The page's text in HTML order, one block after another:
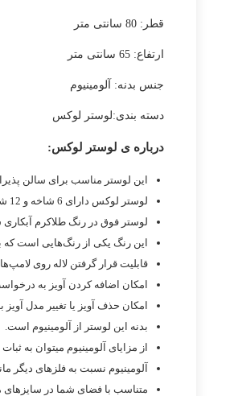
قطر: 80 سانتی متر
ارتفاع: 65 سانتی متر
جنس بدنه: آلومینیوم
دسته بندی:لوستر لوکس
درباره ی لوستر لوکس:
این لوستر مناسب برای سالن
لوستر لوکس دارای 6 شاخه و 12 شعله می‌باشد.
لوستر فوق در رنگ طلاکرم
این رنگ یکی از رنگ‌هایی است
قابلیت قرار گرفتن لاله روی
امکان اضافه کردن آویز به
امکان حذف آویز یا تغییر مدل آویز
بدنه این لوستر از آلومینیوم است.
از مزایای آلومینیوم میتوان به
آلومینیوم نسبت به فلزهای دیگر
متناسب با فضای شما در سایزهای